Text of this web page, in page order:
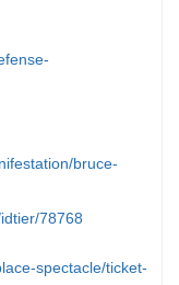
bruce-
78768
spectacle/ticket-